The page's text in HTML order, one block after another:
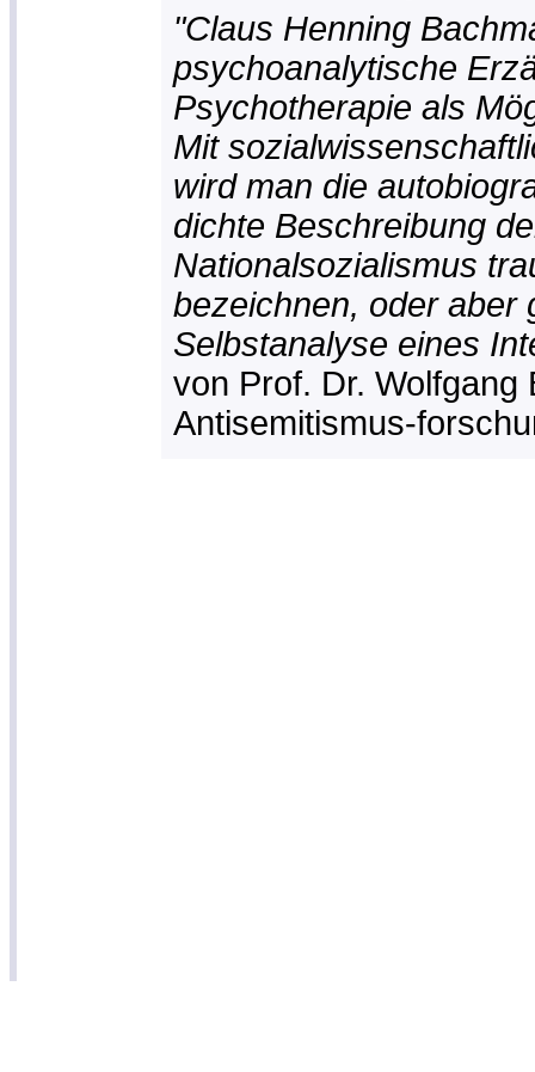
"Claus Henning
psychoanalytische
Psychotherapie als
Mit
wird man die
dichte Beschreibung
Nationalsozialismus
bezeichnen, oder aber
Selbstanalyse eines
von Prof. Dr. Wolfgang
Antisemitismus-